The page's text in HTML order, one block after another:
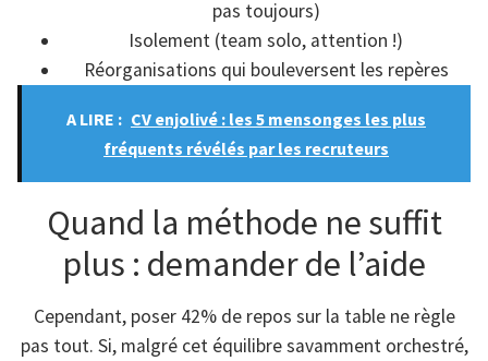
pas toujours)
Isolement (team solo, attention !)
Réorganisations qui bouleversent les repères
A LIRE : CV enjolivé : les 5 mensonges les plus
fréquents révélés par les recruteurs
Quand la méthode ne suffit
plus : demander de l’aide
Cependant, poser 42% de repos sur la table ne règle
pas tout. Si, malgré cet équilibre savamment orchestré,